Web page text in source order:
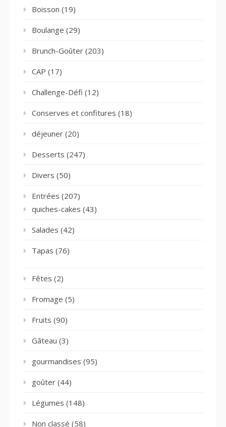
Boisson (19)
Boulange (29)
Brunch-Goûter (203)
CAP (17)
Challenge-Défi (12)
Conserves et confitures (18)
déjeuner (20)
Desserts (247)
Divers (50)
Entrées (207)
quiches-cakes (43)
Salades (42)
Tapas (76)
Fêtes (2)
Fromage (5)
Fruits (90)
Gâteau (3)
gourmandises (95)
goûter (44)
Légumes (148)
Non classé (58)